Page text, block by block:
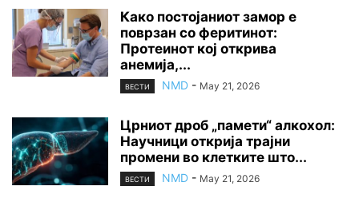
Како постојаниот замор е
поврзан со феритинот:
Протеинот кој открива
анемија,...
ВЕСТИ NMD - May 21, 2026
Црниот дроб „памети“ алкохол:
Научници открија трајни
промени во клетките што...
ВЕСТИ NMD - May 21, 2026